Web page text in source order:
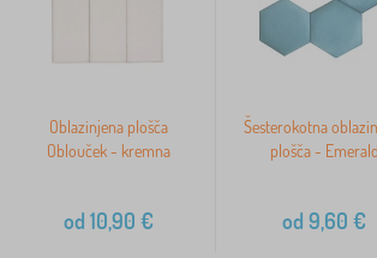
Oblazinjena plošča
Oblouček - kremna
od 10,90 €
Šesterokotna
plošča - Emerald
od 9,60 €